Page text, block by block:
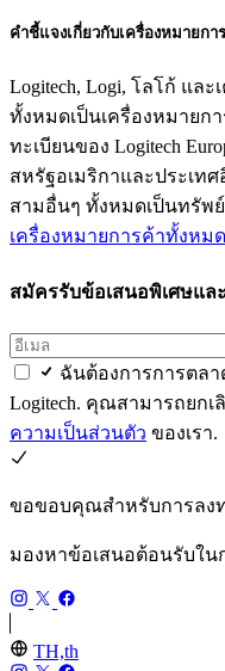
คำชี้แจงเกี่ยวกับเครื่องหมายก
Logitech, Logi, โลโก้ แล
ทั้งหมดเป็นเครื่องหมายก
ทะเบียนของ Logitech
สหรัฐอเมริกาและประเท
สามอื่นๆ ทั้งหมดเป็นทรัพ
เครื่องหมายการค้าทั้งหมด
สมัครรับข้อเสนอพิเศษแ
ฉันต้องการการตลา
Logitech. คุณสามารถยก
ความเป็นส่วนตัว ของเรา.
ขอขอบคุณสำหรับการลง
มองหาข้อเสนอต้อนรับใ
TH,th